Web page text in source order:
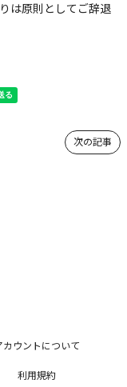
は原則としてご辞退
次の記事
カウントについて
利用規約